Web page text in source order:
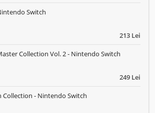
213 Lei
Switch
249 Lei
Collection Vol. 2 - Nintendo Switch
Collection - Nintendo Switch